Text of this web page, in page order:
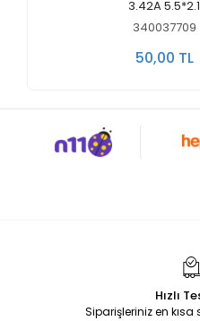
3.42A 5.5*2.1
340037709
50,00 TL
Hızlı
Siparişleriniz en kısa